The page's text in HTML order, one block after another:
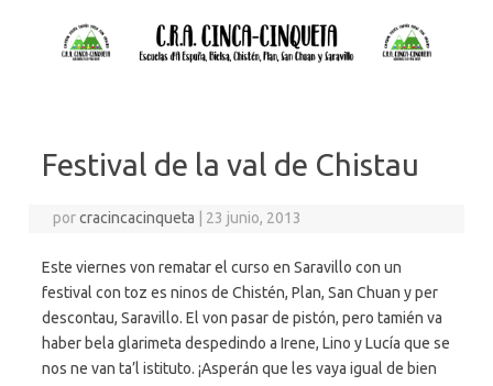
Festival de la val de Chistau
porcracincacinqueta | 23 junio, 2013
Este viernes von rematar el curso en Saravillo con un
festival con toz es ninos de Chistén, Plan, San Chuan y per
descontau, Saravillo. El von pasar de pistón, pero tamién va
haber bela glarimeta despedindo a Irene, Lino y Lucía que se
nos ne van ta’l istituto. ¡Asperán que les vaya igual de bien